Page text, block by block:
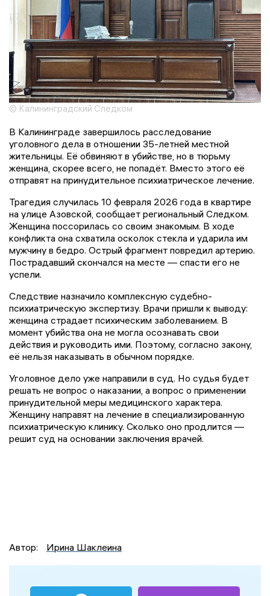
© Калининградский Следком
В Калининграде завершилось расследование
уголовного дела в отношении 35-летней местной
жительницы. Её обвиняют в убийстве, но в тюрьму
женщина, скорее всего, не попадёт. Вместо этого её
отправят на принудительное психиатрическое лечение.
Трагедия случилась 10 февраля 2026 года в квартире
на улице Азовской, сообщает региональный Следком.
Женщина поссорилась со своим знакомым. В ходе
конфликта она схватила осколок стекла и ударила им
мужчину в бедро. Острый фрагмент повредил артерию.
Пострадавший скончался на месте — спасти его не
успели.
Следствие назначило комплексную судебно-
психиатрическую экспертизу. Врачи пришли к выводу:
женщина страдает психическим заболеванием. В
момент убийства она не могла осознавать свои
действия и руководить ими. Поэтому, согласно закону,
её нельзя наказывать в обычном порядке.
Уголовное дело уже направили в суд. Но судья будет
решать не вопрос о наказании, а вопрос о применении
принудительной меры медицинского характера.
Женщину направят на лечение в специализированную
психиатрическую клинику. Сколько оно продлится —
решит суд на основании заключения врачей.
Автор: Ирина Шаклеина